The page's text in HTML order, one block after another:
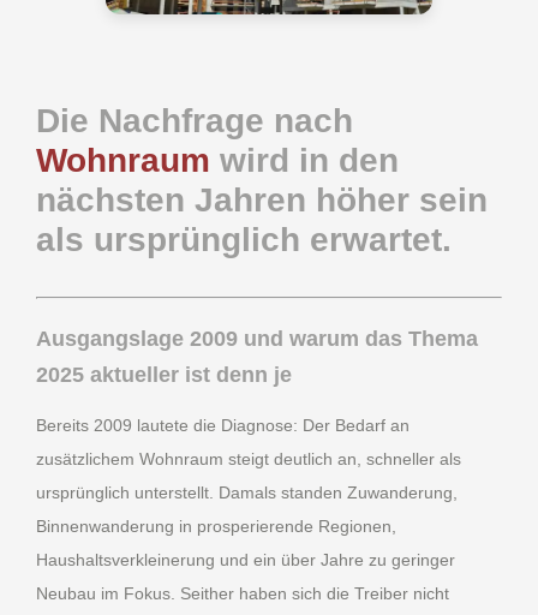
Die Nachfrage nach
Wohnraum wird in den
nächsten Jahren höher sein
als ursprünglich erwartet.
Ausgangslage 2009 und warum das Thema
2025 aktueller ist denn je
Bereits 2009 lautete die Diagnose: Der Bedarf an
zusätzlichem Wohnraum steigt deutlich an, schneller als
ursprünglich unterstellt. Damals standen Zuwanderung,
Binnenwanderung in prosperierende Regionen,
Haushaltsverkleinerung und ein über Jahre zu geringer
Neubau im Fokus. Seither haben sich die Treiber nicht